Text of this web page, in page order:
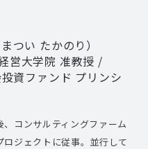
つい たかのり）
営大学院 准教授 /
資ファンド プリンシ
コンサルティングファーム
ジェクトに従事。並行して